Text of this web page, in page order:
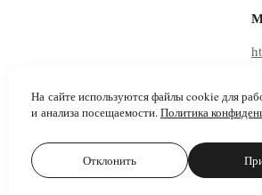
На сайте используются файлы cookie для
и анализа посещаемости.Политика
Отклонить